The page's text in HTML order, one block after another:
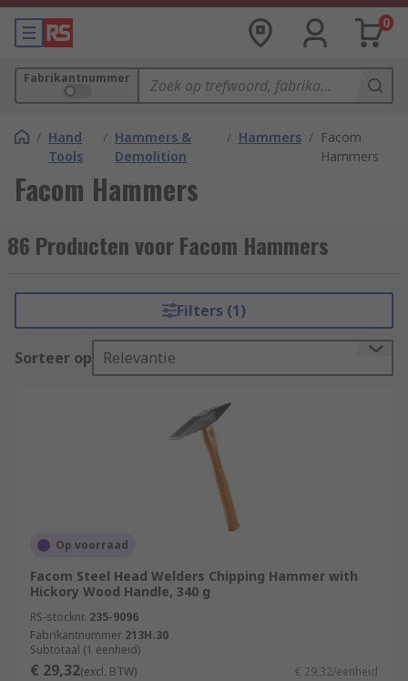
0
Fabrikantnummer
/ Hand
Tools
/ Hammers &
Demolition
/ Hammers / Facom
Hammers
Facom Hammers
86 Producten voor Facom Hammers
Filters (1)
Sorteer op Relevantie
Op voorraad
Facom Steel Head Welders Chipping Hammer with
Hickory Wood Handle, 340 g
RS-stocknr. 235-9096
Fabrikantnummer 213H.30
Subtotaal (1 eenheid)
€ 29,32(excl. BTW) € 29,32/eenheid